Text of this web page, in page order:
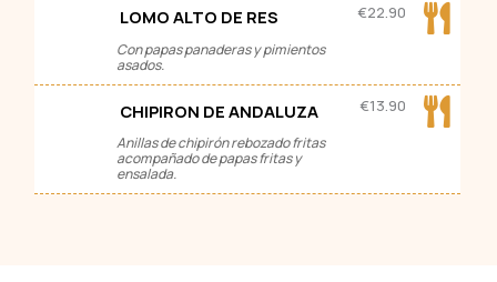
LOMO ALTO DE RES
Con papas panaderas y pimientos
asados.
€22.90
CHIPIRON DE ANDALUZA
Anillas de chipirón rebozado fritas
acompañado de papas fritas y
ensalada.
€13.90